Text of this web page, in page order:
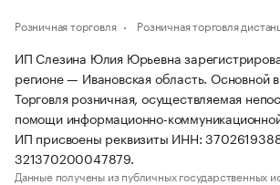
Розничная торговля Розничная торговля
ИП Слезина Юлия Юрьевна
регионе — Ивановская область. Основной
Торговля розничная, осуществляемая
помощи информационно-
ИП присвоены реквизиты ИНН:
321370200047879.
Данные получены из публичных государственных